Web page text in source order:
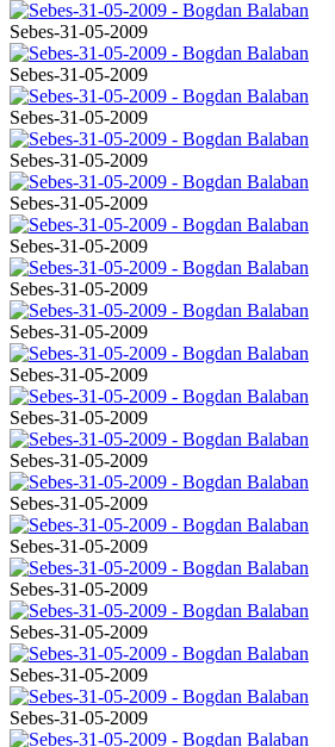
Sebes-31-05-2009
Sebes-31-05-2009
Sebes-31-05-2009
Sebes-31-05-2009
Sebes-31-05-2009
Sebes-31-05-2009
Sebes-31-05-2009
Sebes-31-05-2009
Sebes-31-05-2009
Sebes-31-05-2009
Sebes-31-05-2009
Sebes-31-05-2009
Sebes-31-05-2009
Sebes-31-05-2009
Sebes-31-05-2009
Sebes-31-05-2009
Sebes-31-05-2009